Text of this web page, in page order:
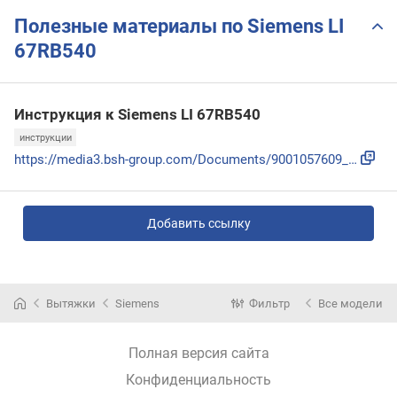
Полезные материалы по Siemens LI
67RB540
Инструкция к Siemens LI 67RB540
инструкции
https://media3.bsh-group.com/Documents/9001057609_E.pdf
Добавить ссылку
Вытяжки Siemens Фильтр Все модели
Полная версия сайта
Конфиденциальность